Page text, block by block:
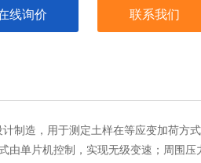
线询价 联系我们
制造，用于测定土样在等应变加荷方
由单片机控制，实现无级变速；周围压